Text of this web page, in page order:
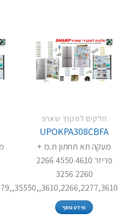
חלקים למקרר שארפ
UPOKPA308CBFA
מעקה תא תחתון ת.מ +
פריזר 4610 4550 2266
2260 3256
3610,2266,2277,3610,,35550,,3279
מידע נוסף